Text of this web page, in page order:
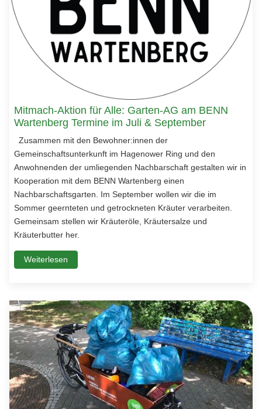
Mitmach-Aktion für Alle: Garten-AG am BENN
Wartenberg Termine im Juli & September
Zusammen mit den Bewohner:innen der
Gemeinschaftsunterkunft im Hagenower Ring und den
Anwohnenden der umliegenden Nachbarschaft gestalten wir in
Kooperation mit dem BENN Wartenberg einen
Nachbarschaftsgarten. Im September wollen wir die im
Sommer geernteten und getrockneten Kräuter verarbeiten.
Gemeinsam stellen wir Kräuteröle, Kräutersalze und
Kräuterbutter her.
Weiterlesen